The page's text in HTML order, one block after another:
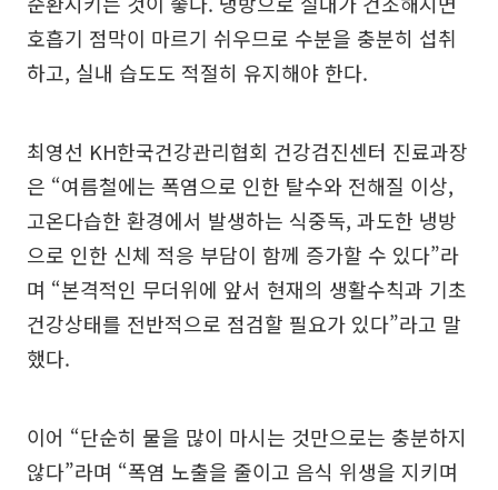
호흡기 점막이 마르기 쉬우므로 수분을 충분히 섭취
하고, 실내 습도도 적절히 유지해야 한다.
최영선 KH한국건강관리협회 건강검진센터 진료과장
은 “여름철에는 폭염으로 인한 탈수와 전해질 이상,
고온다습한 환경에서 발생하는 식중독, 과도한 냉방
으로 인한 신체 적응 부담이 함께 증가할 수 있다”라
며 “본격적인 무더위에 앞서 현재의 생활수칙과 기초
건강상태를 전반적으로 점검할 필요가 있다”라고 말
했다.
이어 “단순히 물을 많이 마시는 것만으로는 충분하지
않다”라며 “폭염 노출을 줄이고 음식 위생을 지키며